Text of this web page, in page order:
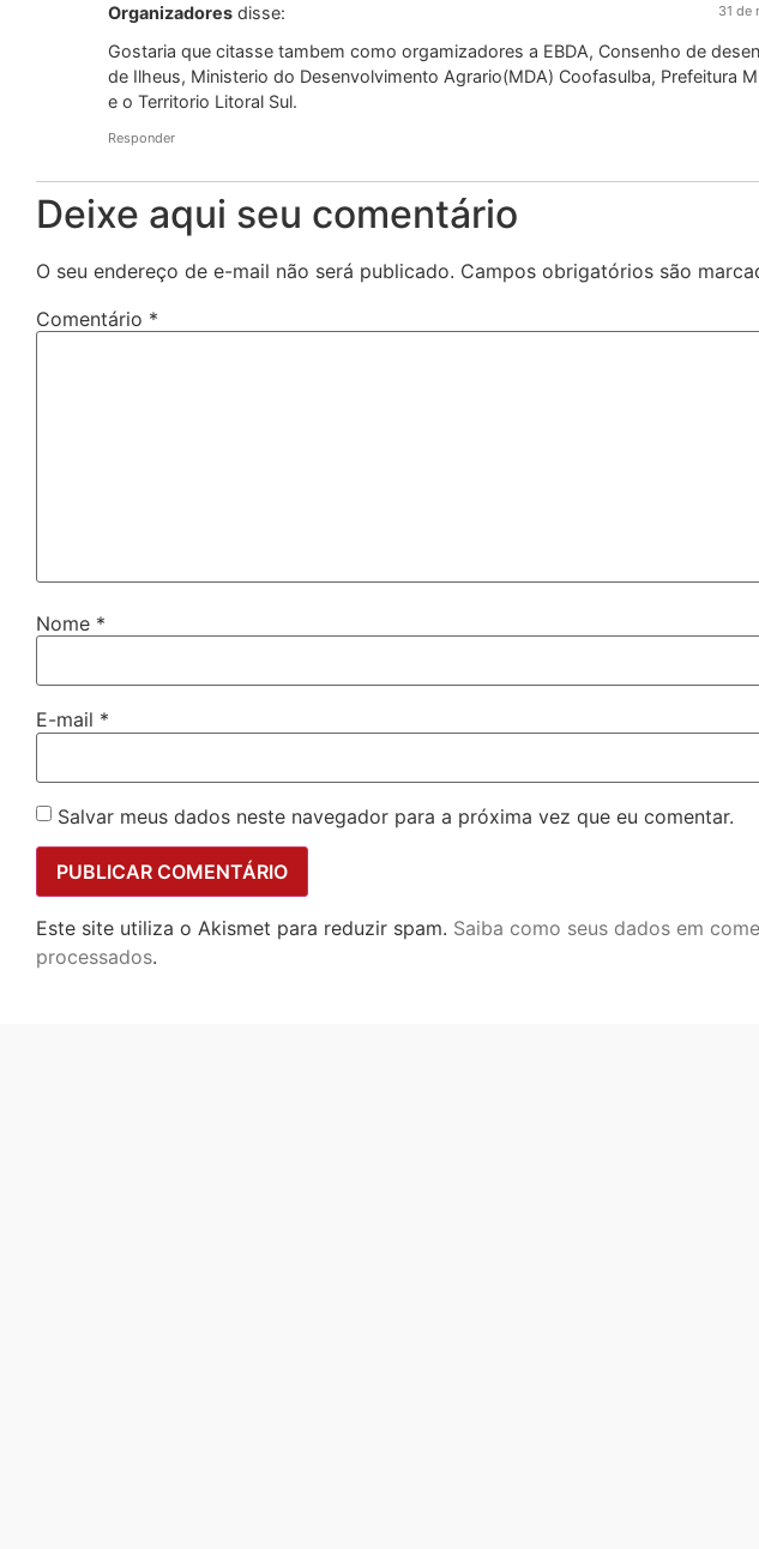
Organizadores disse: 31 de
Gostaria que citasse tambem como orgamizadores a EBDA, Consenho de
de Ilheus, Ministerio do Desenvolvimento Agrario(MDA) Coofasulba, Prefeitura
e o Territorio Litoral Sul.
Responder
Deixe aqui seu comentário
O seu endereço de e-mail não será publicado. Campos obrigatórios são
Comentário *
Nome *
E-mail *
Salvar meus dados neste navegador para a próxima vez que eu comentar.
Este site utiliza o Akismet para reduzir spam. Saiba como seus dados em
processados.